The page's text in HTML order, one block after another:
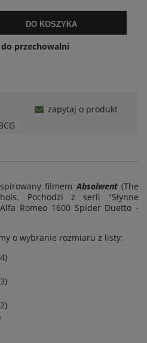
DO KOSZYKA
przechowalni
zapytaj o produkt
filmem Absolwent(The
Pochodzi z serii "Słynne
Romeo 1600 Spider Duetto -
o wybranie rozmiaru z listy: